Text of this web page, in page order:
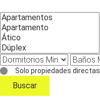
Solo propiedades directas